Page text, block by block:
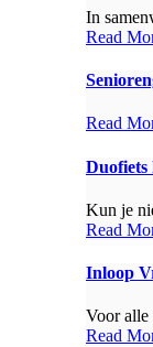
In
Read
Read
Duofiets
Kun je
Read
Inloop
Voor alle
Read